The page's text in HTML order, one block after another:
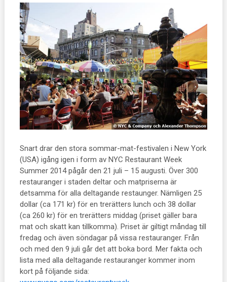
Snart drar den stora sommar-mat-festivalen i New York
(USA) igång igen i form av NYC Restaurant Week
Summer 2014 pågår den 21 juli – 15 augusti. Över 300
restauranger i staden deltar och matpriserna är
detsamma för alla deltagande restaunger. Nämligen 25
dollar (ca 171 kr) för en trerätters lunch och 38 dollar
(ca 260 kr) för en trerätters middag (priset gäller bara
mat och skatt kan tillkomma). Priset är giltigt måndag till
fredag och även söndagar på vissa restauranger. Från
och med den 9 juli går det att boka bord. Mer fakta och
lista med alla deltagande restauranger kommer inom
kort på följande sida: